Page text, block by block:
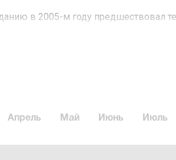
в 2005-м году предшествовал
Женовача на сцене с
посвященной итогам
Васильевич Женовач. Свой дом,
здание на улице Станиславского.
всему миру под фамилией
Апрель Май Июнь Июль